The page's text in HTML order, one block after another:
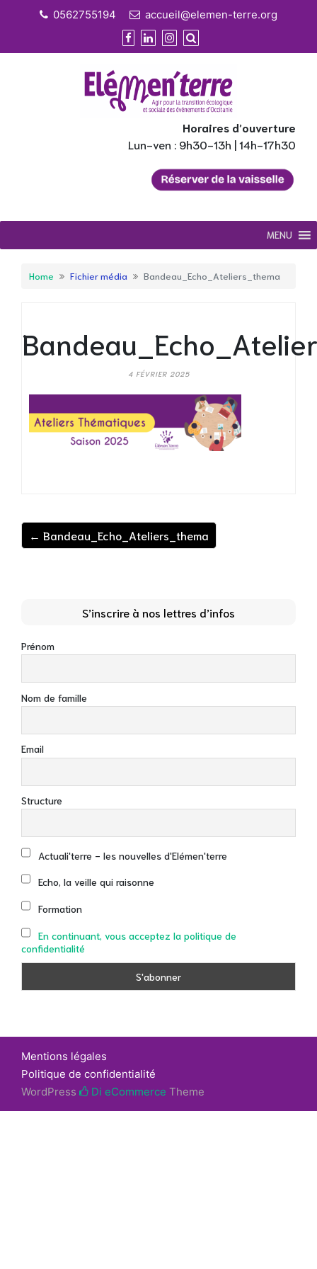
0562755194 accueil@elemen-terre.org
Horaires d’ouverture
Lun-ven : 9h30-13h | 14h-17h30
MENU
Home Fichier média Bandeau_Echo_Ateliers_thema
4 FÉVRIER 2025
← Bandeau_Echo_Ateliers_thema
S’inscrire à nos lettres d’infos
Prénom
Nom de famille
Email
Structure
Actuali'terre - les nouvelles d'Elémen'terre
Echo, la veille qui raisonne
Formation
En continuant, vous acceptez la politique de
confidentialité
Mentions légales
Politique de confidentialité
WordPress
Di eCommerce Theme